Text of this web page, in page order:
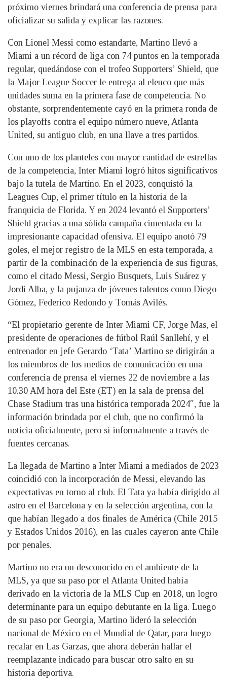
próximo viernes brindará una conferencia de prensa para
oficializar su salida y explicar las razones.
Con Lionel Messi como estandarte, Martino llevó a
Miami a un récord de liga con 74 puntos en la temporada
regular, quedándose con el trofeo Supporters’ Shield, que
la Major League Soccer le entrega al elenco que más
unidades suma en la primera fase de competencia. No
obstante, sorprendentemente cayó en la primera ronda de
los playoffs contra el equipo número nueve, Atlanta
United, su antiguo club, en una llave a tres partidos.
Con uno de los planteles con mayor cantidad de estrellas
de la competencia, Inter Miami logró hitos significativos
bajo la tutela de Martino. En el 2023, conquistó la
Leagues Cup, el primer título en la historia de la
franquicia de Florida. Y en 2024 levantó el Supporters’
Shield gracias a una sólida campaña cimentada en la
impresionante capacidad ofensiva. El equipo anotó 79
goles, el mejor registro de la MLS en esta temporada, a
partir de la combinación de la experiencia de sus figuras,
como el citado Messi, Sergio Busquets, Luis Suárez y
Jordi Alba, y la pujanza de jóvenes talentos como Diego
Gómez, Federico Redondo y Tomás Avilés.
“El propietario gerente de Inter Miami CF, Jorge Mas, el
presidente de operaciones de fútbol Raúl Sanllehí, y el
entrenador en jefe Gerardo ‘Tata’ Martino se dirigirán a
los miembros de los medios de comunicación en una
conferencia de prensa el viernes 22 de noviembre a las
10.30 AM hora del Este (ET) en la sala de prensa del
Chase Stadium tras una histórica temporada 2024″, fue la
información brindada por el club, que no confirmó la
noticia oficialmente, pero sí informalmente a través de
fuentes cercanas.
La llegada de Martino a Inter Miami a mediados de 2023
coincidió con la incorporación de Messi, elevando las
expectativas en torno al club. El Tata ya había dirigido al
astro en el Barcelona y en la selección argentina, con la
que habían llegado a dos finales de América (Chile 2015
y Estados Unidos 2016), en las cuales cayeron ante Chile
por penales.
Martino no era un desconocido en el ambiente de la
MLS, ya que su paso por el Atlanta United había
derivado en la victoria de la MLS Cup en 2018, un logro
determinante para un equipo debutante en la liga. Luego
de su paso por Georgia, Martino lideró la selección
nacional de México en el Mundial de Qatar, para luego
recalar en Las Garzas, que ahora deberán hallar el
reemplazante indicado para buscar otro salto en su
historia deportiva.